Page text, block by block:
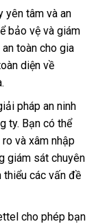
yên tâm và an
bảo vệ và giám
toàn cho gia
diện về
pháp an ninh
ty. Bạn có thể
và xâm nhập
giám sát chuyên
các vấn đề
cho phép bạn